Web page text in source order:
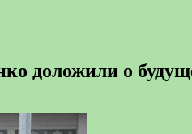
доложили о